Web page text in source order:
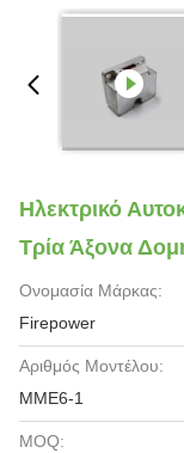
Ηλεκτρικό
Τρία Άξονα
Ονομασία Μάρκας:
Firepower
Αριθμός Μοντέλου:
ΜΜΕ6-1
MOQ: